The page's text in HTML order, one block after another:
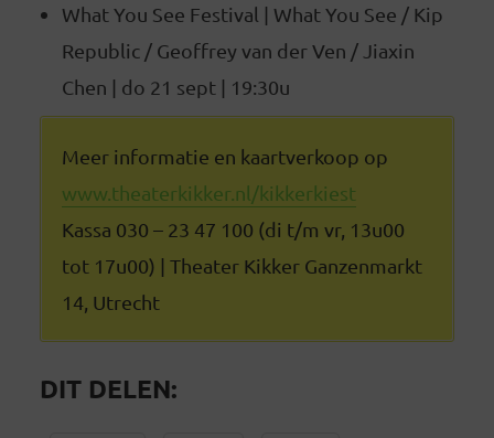
What You See Festival | What You See / Kip
Republic / Geoffrey van der Ven / Jiaxin
Chen | do 21 sept | 19:30u
Meer informatie en kaartverkoop op
www.theaterkikker.nl/kikkerkiest
Kassa 030 – 23 47 100 (di t/m vr, 13u00
tot 17u00) | Theater Kikker Ganzenmarkt
14, Utrecht
DIT DELEN: